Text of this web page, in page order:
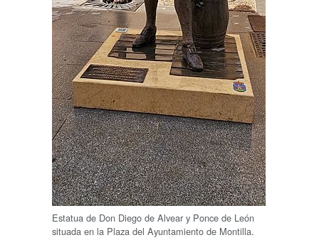
Estatua de Don Diego de Alvear y Ponce de León
situada en la Plaza del Ayuntamiento de Montilla.